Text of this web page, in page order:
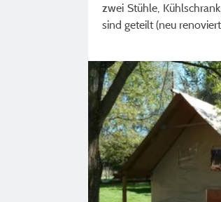
zwei Stühle,
sind geteilt (neu